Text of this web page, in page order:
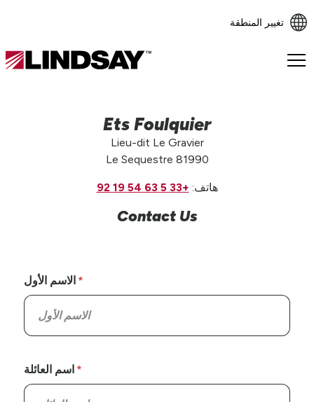
تغيير المنطقة
Lindsay.
Ets Foulquier
Lieu-dit Le Gravier
Le Sequestre 81990
هاتف: +33 5 63 54 19 92
Contact Us
الاسم الأول
اسم العائلة